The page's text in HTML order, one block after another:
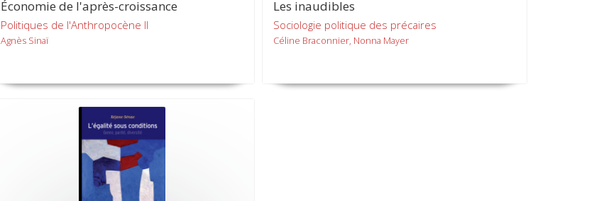
Économie de l'après-croissance
Politiques de l'Anthropocène II
Agnès Sinaï
Les inaudibles
Sociologie politique des précaires
Céline Braconnier, Nonna Mayer